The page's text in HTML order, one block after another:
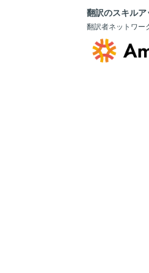
翻訳のスキル
翻訳者ネットワ